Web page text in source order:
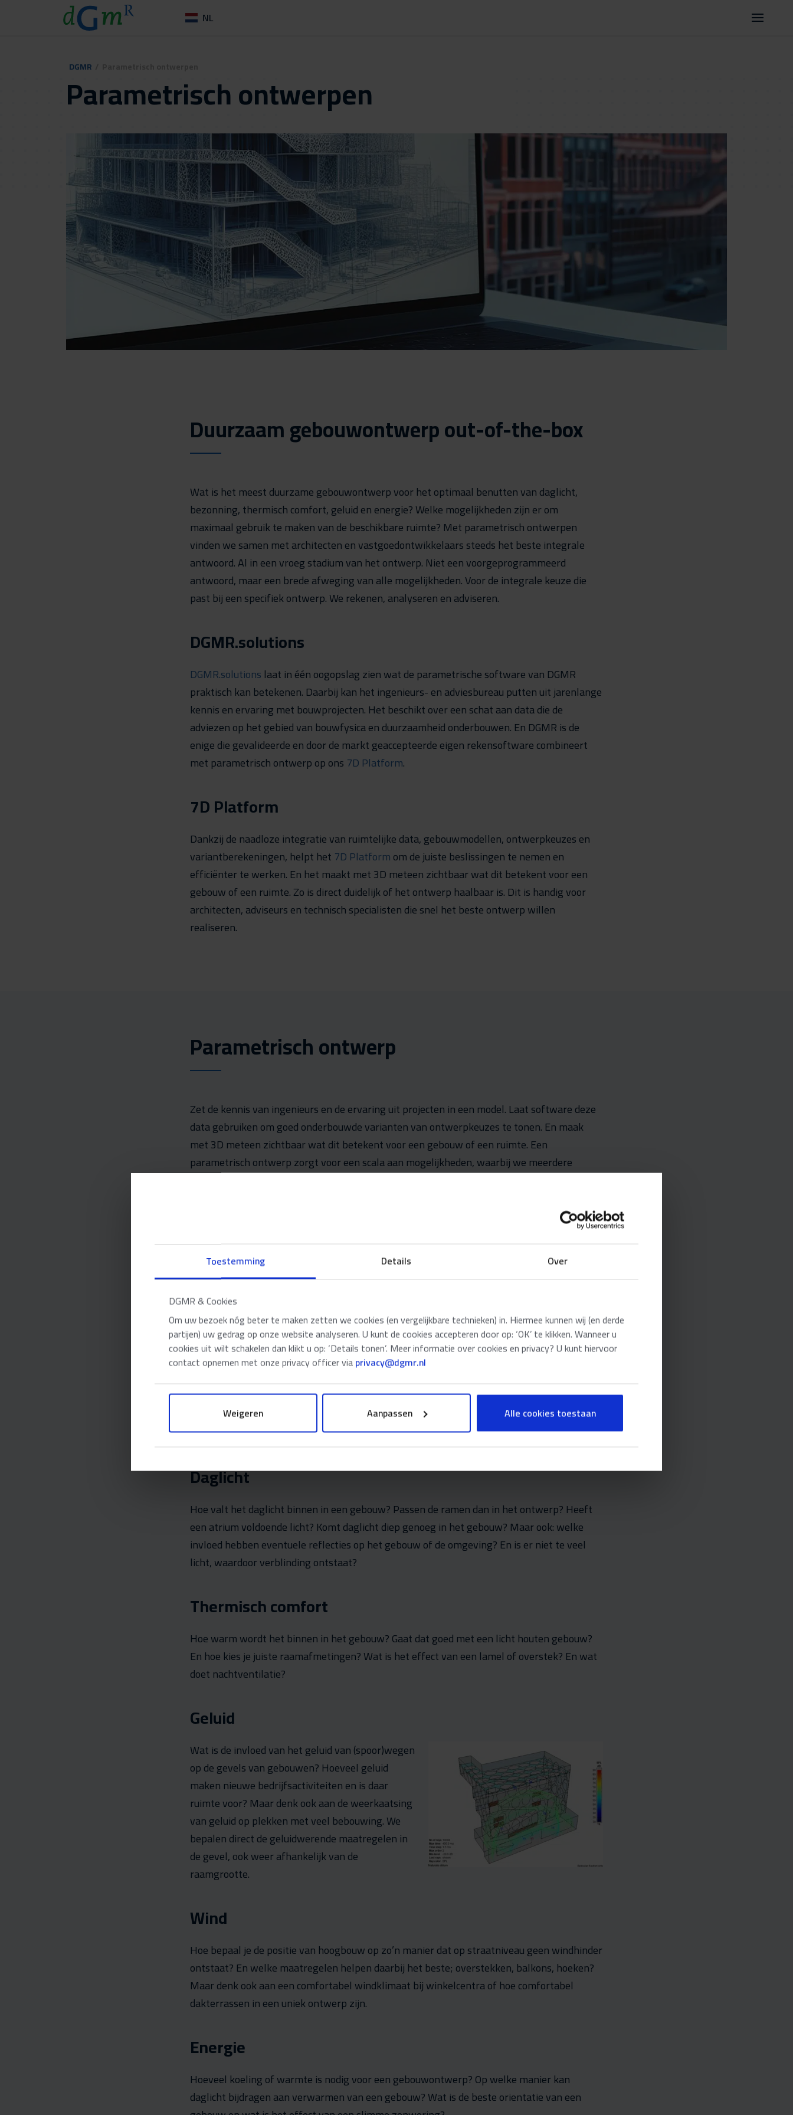
Toestemming Details Over
DGMR & Cookies
Om uw bezoek nóg beter te maken zetten we cookies (en vergelijkbare technieken) in. Hiermee kunnen wij (en derde
partijen) uw gedrag op onze website analyseren. U kunt de cookies accepteren door op: ‘OK’ te klikken. Wanneer u
cookies uit wilt schakelen dan klikt u op: ‘Details tonen’. Meer informatie over cookies en privacy? U kunt hiervoor
contact opnemen met onze privacy officer viaprivacy@dgmr.nl
Weigeren Aanpassen Alle cookies toestaan
NL
DGMR
Parametrisch ontwerpen
Duurzaam gebouwontwerp out-of-the-box
Wat is het meest duurzame gebouwontwerp voor het optimaal benutten van daglicht,
bezonning, thermisch comfort, geluid en energie? Welke mogelijkheden zijn er om
maximaal gebruik te maken van de beschikbare ruimte? Met parametrisch ontwerpen
vinden we samen met architecten en vastgoedontwikkelaars steeds het beste integrale
antwoord. Al in een vroeg stadium van het ontwerp. Niet een voorgeprogrammeerd
antwoord, maar een brede afweging van alle mogelijkheden. Voor de integrale keuze die
past bij een specifiek ontwerp. We rekenen, analyseren en adviseren.
DGMR.solutions
DGMR.solutions laat in één oogopslag zien wat de parametrische software van DGMR
praktisch kan betekenen. Daarbij kan het ingenieurs- en adviesbureau putten uit jarenlange
kennis en ervaring met bouwprojecten. Het beschikt over een schat aan data die de
adviezen op het gebied van bouwfysica en duurzaamheid onderbouwen. En DGMR is de
enige die gevalideerde en door de markt geaccepteerde eigen rekensoftware combineert
met parametrisch ontwerp op ons 7D Platform.
7D Platform
Dankzij de naadloze integratie van ruimtelijke data, gebouwmodellen, ontwerpkeuzes en
variantberekeningen, helpt het 7D Platformom de juiste beslissingen te nemen en
efficiënter te werken. En het maakt met 3D meteen zichtbaar wat dit betekent voor een
gebouw of een ruimte. Zo is direct duidelijk of het ontwerp haalbaar is. Dit is handig voor
architecten, adviseurs en technisch specialisten die snel het beste ontwerp willen
realiseren.​
Parametrisch ontwerp
Zet de kennis van ingenieurs en de ervaring uit projecten in een model. Laat software deze
data gebruiken om goed onderbouwde varianten van ontwerpkeuzes te tonen. En maak
met 3D meteen zichtbaar wat dit betekent voor een gebouw of een ruimte. Een
parametrisch ontwerp zorgt voor een scala aan mogelijkheden, waarbij we meerdere
bouwfysische parameters kunnen combineren. Denk aan daglicht, verblinding, energie,
stedenbouwkundig niveau. Architecten en ontwikkelaars krijgen direct inzicht in de
Bezonning
Welke baan legt de zon af en wat betekent
dat voor de bezonning van de gevel, zelfs op
raamniveau? Welke hoek moet een
lamelontwerp hebben? Waar gaat de
van bomen om hittestress te voorkomen?
En wat zijn de beste plekken voor
zonnepanelen?
Daglicht
Hoe valt het daglicht binnen in een gebouw? Passen de ramen dan in het ontwerp? Heeft
een atrium voldoende licht? Komt daglicht diep genoeg in het gebouw? Maar ook: welke
invloed hebben eventuele reflecties op het gebouw of de omgeving? En is er niet te veel
licht, waardoor verblinding ontstaat?
Thermisch comfort
Hoe warm wordt het binnen in het gebouw? Gaat dat goed met een licht houten gebouw?
En hoe kies je juiste raamafmetingen? Wat is het effect van een lamel of overstek? En wat
doet nachtventilatie?
Geluid
Wat is de invloed van het geluid van (spoor)wegen
op de gevels van gebouwen? Hoeveel geluid
maken nieuwe bedrijfsactiviteiten en is daar
ruimte voor? Maar denk ook aan de weerkaatsing
van geluid op plekken met veel bebouwing. We
bepalen direct de geluidwerende maatregelen in
de gevel, ook weer afhankelijk van de
raamgrootte.
Wind
Hoe bepaal je de positie van hoogbouw op zo’n manier dat op straatniveau geen windhinder
ontstaat? En welke maatregelen helpen daarbij het beste; overstekken, balkons, hoeken?
Maar denk ook aan een comfortabel windklimaat bij winkelcentra of hoe comfortabel
dakterrassen in een uniek ontwerp zijn.
Energie
Hoeveel koeling of warmte is nodig voor een gebouwontwerp? Op welke manier kan
daglicht bijdragen aan verwarmen van een gebouw? Wat is de beste orientatie van een